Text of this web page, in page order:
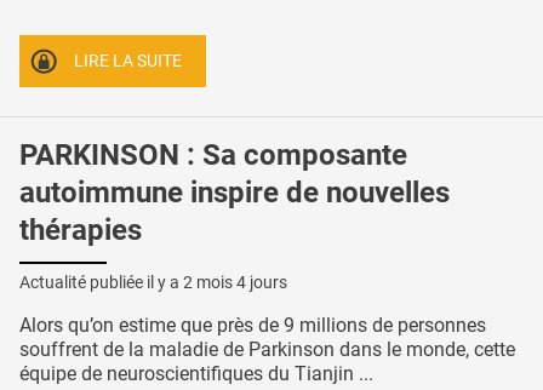
LIRE LA SUITE
PARKINSON : Sa composante
autoimmune inspire de nouvelles
thérapies
Actualité publiée il y a 2 mois 4 jours
Alors qu’on estime que près de 9 millions de personnes
souffrent de la maladie de Parkinson dans le monde, cette
équipe de neuroscientifiques du Tianjin ...